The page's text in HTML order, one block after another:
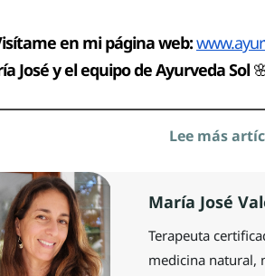
en mi página web:
José y el equipo de Ayurveda Sol
Lee más
María José
Terapeuta
medicina natural,